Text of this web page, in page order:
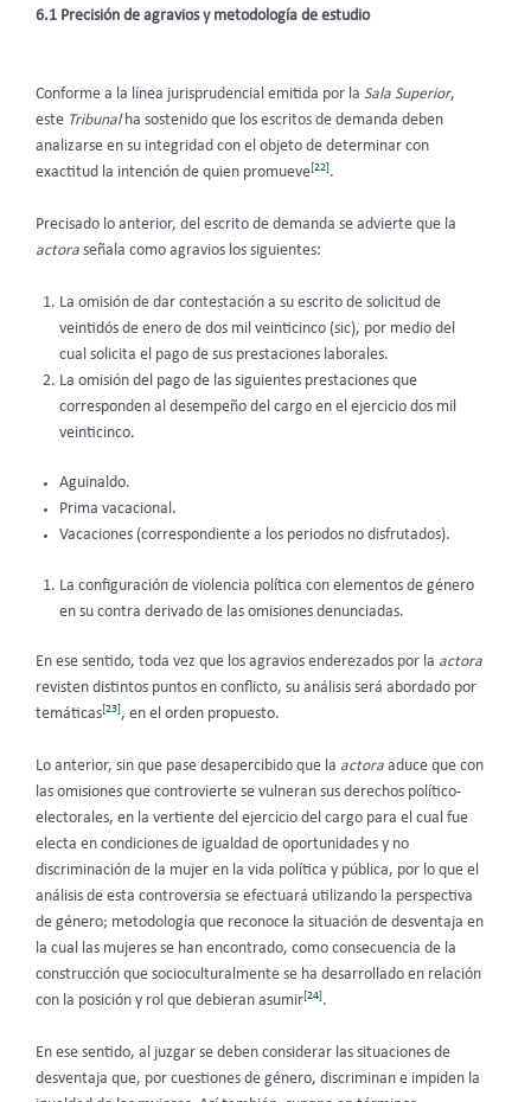
6.1 Precisión de agravios y metodología de estudio
Conforme a la línea jurisprudencial emitida por la Sala Superior,
este Tribunalha sostenido que los escritos de demanda deben
analizarse en su integridad con el objeto de determinar con
exactitud la intención de quien promueve[22].
Precisado lo anterior, del escrito de demanda se advierte que la
actora señala como agravios los siguientes:
La omisión de dar contestación a su escrito de solicitud de
veintidós de enero de dos mil veinticinco (sic), por medio del
cual solicita el pago de sus prestaciones laborales.
La omisión del pago de las siguientes prestaciones que
corresponden al desempeño del cargo en el ejercicio dos mil
veinticinco.
Aguinaldo.
Prima vacacional.
Vacaciones (correspondiente a los periodos no disfrutados).
La configuración de violencia política con elementos de género
en su contra derivado de las omisiones denunciadas.
En ese sentido, toda vez que los agravios enderezados por la actora
revisten distintos puntos en conflicto, su análisis será abordado por
temáticas[23], en el orden propuesto.
Lo anterior, sin que pase desapercibido que la actora aduce que con
las omisiones que controvierte se vulneran sus derechos político-
electorales, en la vertiente del ejercicio del cargo para el cual fue
electa en condiciones de igualdad de oportunidades y no
discriminación de la mujer en la vida política y pública, por lo que el
análisis de esta controversia se efectuará utilizando la perspectiva
de género; metodología que reconoce la situación de desventaja en
la cual las mujeres se han encontrado, como consecuencia de la
construcción que socioculturalmente se ha desarrollado en relación
con la posición y rol que debieran asumir[24].
En ese sentido, al juzgar se deben considerar las situaciones de
desventaja que, por cuestiones de género, discriminan e impiden la